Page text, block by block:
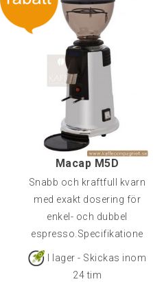
Macap M5D
Snabb och kraftfull kvarn
med exakt dosering för
enkel- och dubbel
espresso.Specifikatione
I lager - Skickas inom
24 tim